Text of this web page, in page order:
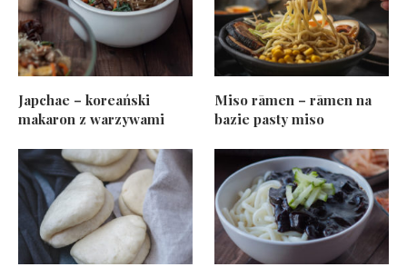
Japchae – koreański
makaron z warzywami
Miso rāmen – rāmen na
bazie pasty miso